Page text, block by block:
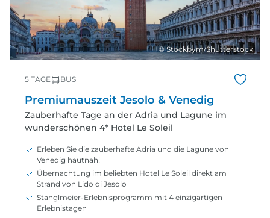
© Stockbym/Shutterstock
5 TAGE BUS
Premiumauszeit Jesolo & Venedig
Zauberhafte Tage an der Adria und Lagune im
wunderschönen 4* Hotel Le Soleil
Erleben Sie die zauberhafte Adria und die Lagune von
Venedig hautnah!
Übernachtung im beliebten Hotel Le Soleil direkt am
Strand von Lido di Jesolo
Stanglmeier-Erlebnisprogramm mit 4 einzigartigen
Erlebnistagen